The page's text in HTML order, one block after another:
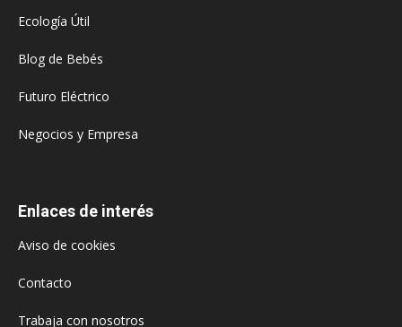
Ecología Útil
Blog de Bebés
Futuro Eléctrico
Negocios y Empresa
Enlaces de interés
Aviso de cookies
Contacto
Trabaja con nosotros